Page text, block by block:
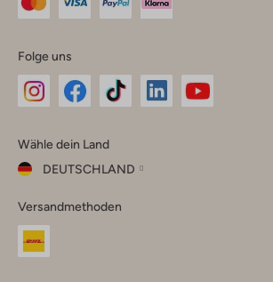
Folge uns
Instagram
Facebook
TikTok
Wähle dein Land
DEUTSCHLAND
dein
Land
Versandmethoden